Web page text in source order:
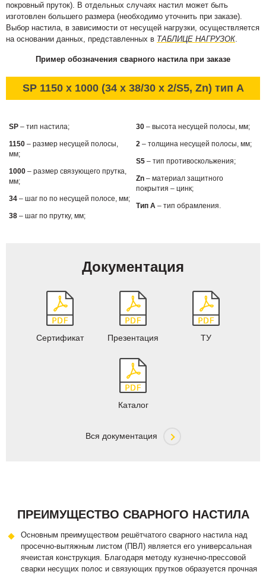
покровный пруток). В отдельных случаях настил может быть
изготовлен большего размера (необходимо уточнить при заказе).
Выбор настила, в зависимости от несущей нагрузки, осуществляется
на основании данных, представленных в ТАБЛИЦЕ НАГРУЗОК.
Пример обозначения сварного настила при заказе
SP 1150 x 1000 (34 x 38/30 x 2/S5, Zn) тип А
SP – тип настила;
1150 – размер несущей полосы,
мм;
1000 – размер связующего прутка,
мм;
34 – шаг по по несущей полосе, мм;
38 – шаг по прутку, мм;
30 – высота несущей полосы, мм;
2 – толщина несущей полосы, мм;
S5 – тип противоскольжения;
Zn – материал защитного
покрытия – цинк;
Тип А – тип обрамления.
Документация
Сертификат Презентация ТУ
Каталог
Вся документация
ПРЕИМУЩЕСТВО СВАРНОГО НАСТИЛА
Основным преимуществом решётчатого сварного настила над
просечно-вытяжным листом (ПВЛ) является его универсальная
ячеистая конструкция. Благодаря методу кузнечно-прессовой
сварки несущих полос и связующих прутков образуется прочная